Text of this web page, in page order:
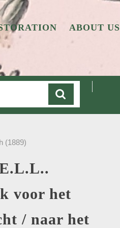
ABOUT US
(1889)
voor het
/ naar het